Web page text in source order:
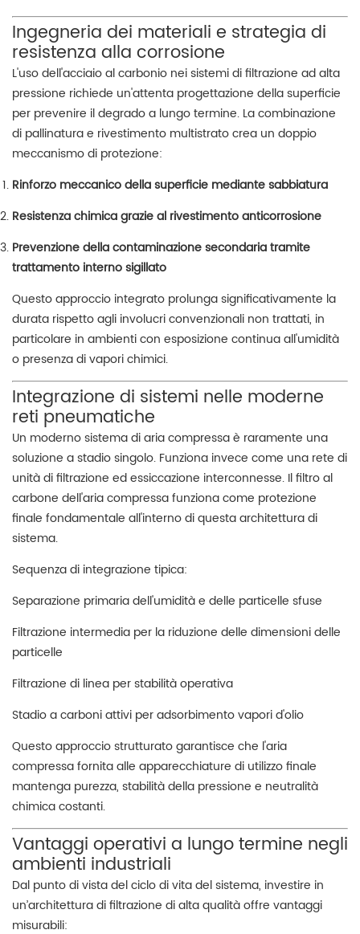
Ingegneria dei materiali e strategia di
resistenza alla corrosione
L'uso dell'acciaio al carbonio nei sistemi di filtrazione ad alta
pressione richiede un'attenta progettazione della superficie
per prevenire il degrado a lungo termine. La combinazione
di pallinatura e rivestimento multistrato crea un doppio
meccanismo di protezione:
Rinforzo meccanico della superficie mediante sabbiatura
Resistenza chimica grazie al rivestimento anticorrosione
Prevenzione della contaminazione secondaria tramite
trattamento interno sigillato
Questo approccio integrato prolunga significativamente la
durata rispetto agli involucri convenzionali non trattati, in
particolare in ambienti con esposizione continua all'umidità
o presenza di vapori chimici.
Integrazione di sistemi nelle moderne
reti pneumatiche
Un moderno sistema di aria compressa è raramente una
soluzione a stadio singolo. Funziona invece come una rete di
unità di filtrazione ed essiccazione interconnesse. Il filtro al
carbone dell'aria compressa funziona come protezione
finale fondamentale all'interno di questa architettura di
sistema.
Sequenza di integrazione tipica:
Separazione primaria dell'umidità e delle particelle sfuse
Filtrazione intermedia per la riduzione delle dimensioni delle
particelle
Filtrazione di linea per stabilità operativa
Stadio a carboni attivi per adsorbimento vapori d'olio
Questo approccio strutturato garantisce che l'aria
compressa fornita alle apparecchiature di utilizzo finale
mantenga purezza, stabilità della pressione e neutralità
chimica costanti.
Vantaggi operativi a lungo termine negli
ambienti industriali
Dal punto di vista del ciclo di vita del sistema, investire in
un’architettura di filtrazione di alta qualità offre vantaggi
misurabili: